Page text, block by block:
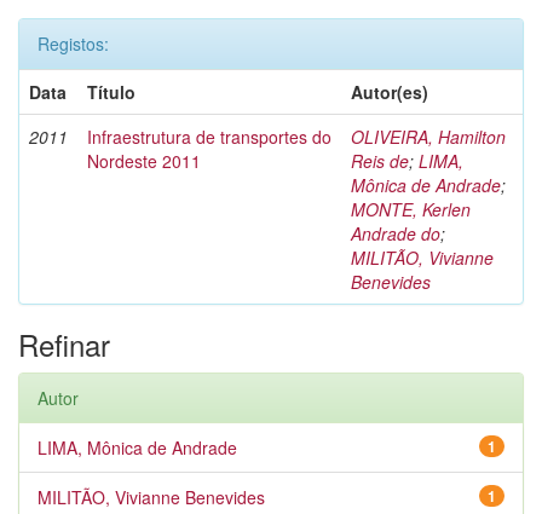
Registos:
Data
Título
Autor(es)
2011
Infraestrutura de transportes do
Nordeste 2011
OLIVEIRA, Hamilton
Reis de; LIMA,
Mônica de Andrade;
MONTE, Kerlen
Andrade do;
MILITÃO, Vivianne
Benevides
Refinar
Autor
1
LIMA, Mônica de Andrade
1
MILITÃO, Vivianne Benevides